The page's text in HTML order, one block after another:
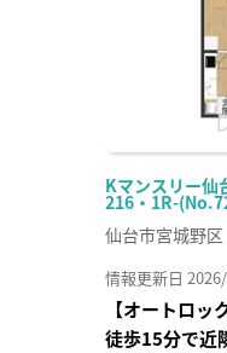
Kマンスリー仙
216・1R-
仙台市宮城野区
情報更新日
【オートロ
徒歩15分で近